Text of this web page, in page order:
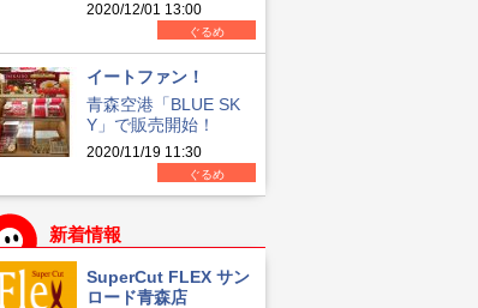
2020/12/01 13:00
ぐるめ
イートファン！
青森空港「BLUE SK
Y」で販売開始！
2020/11/19 11:30
ぐるめ
新着情報
SuperCut FLEX サン
ロード青森店